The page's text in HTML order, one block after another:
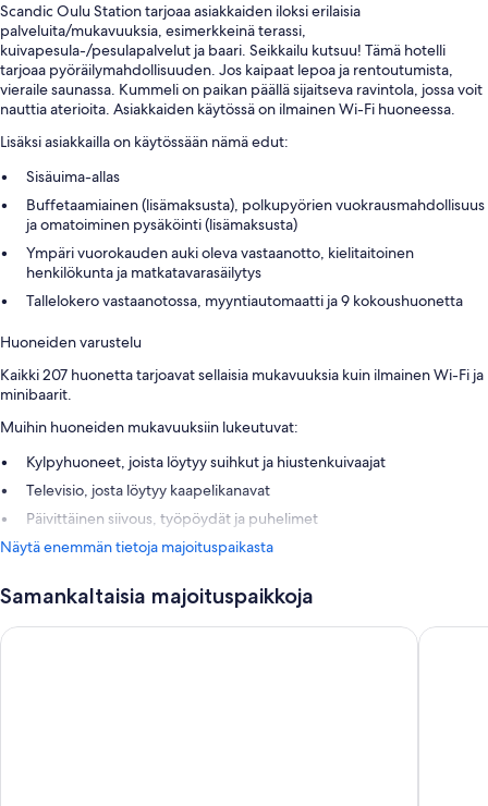
Scandic Oulu Station tarjoaa asiakkaiden iloksi erilaisia
palveluita/mukavuuksia, esimerkkeinä terassi,
kuivapesula-/pesulapalvelut ja baari. Seikkailu kutsuu! Tämä hotelli
tarjoaa pyöräilymahdollisuuden. Jos kaipaat lepoa ja rentoutumista,
vieraile saunassa. Kummeli on paikan päällä sijaitseva ravintola, jossa voit
nauttia aterioita. Asiakkaiden käytössä on ilmainen Wi-Fi huoneessa.
Lisäksi asiakkailla on käytössään nämä edut:
Sisäuima-allas
Buffetaamiainen (lisämaksusta), polkupyörien vuokrausmahdollisuus
ja omatoiminen pysäköinti (lisämaksusta)
Ympäri vuorokauden auki oleva vastaanotto, kielitaitoinen
henkilökunta ja matkatavarasäilytys
Tallelokero vastaanotossa, myyntiautomaatti ja 9 kokoushuonetta
Huoneiden varustelu
Kaikki 207 huonetta tarjoavat sellaisia mukavuuksia kuin ilmainen Wi-Fi ja
minibaarit.
Muihin huoneiden mukavuuksiin lukeutuvat:
Kylpyhuoneet, joista löytyy suihkut ja hiustenkuivaajat
Televisio, josta löytyy kaapelikanavat
Päivittäinen siivous, työpöydät ja puhelimet
Näytä enemmän tietoja majoituspaikasta
Samankaltaisia majoituspaikkoja
Best Western Hotel Apollo